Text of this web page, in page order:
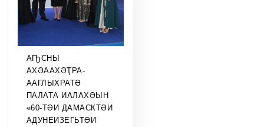
АҦСНЫ
АХӘААХӘҬРА-
ААГЛЫХРАТӘ
ПАЛАТА ИАЛАХӘЫН
«60-ТӘИ ДАМАСКТӘИ
АДУНЕИЗЕГЬТӘИ